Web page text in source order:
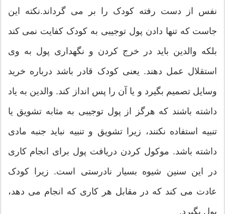
نفس از دست رفته کودک را بر می گرداند.نکته این
جاست که تنها دادن پول توجیبی به کودک کفایت نمی کند
بلکه والدین باید در خرج کردن و نگهداری پول به وی
استقلال عمل دهند. یعنی کودک قادر باشد درباره خرید
وسایل تصمیم بگیرد و یا آن را پس انداز کند. والدین به یاد
داشته باشند که هرگز از پول توجیبی به مثابه تشویق یا
تنبیه استفاده نکنند، زیرا تشویق و تنبیه نباید جنبه مادی
داشته باشد. موکول کردن دریافت پول برای انجام کاری
در این سنین شیوه بسیار نادرستی است. زیرا کودک
عادت می کند که در مقابل هر کاری که انجام می دهد،
پول بگیرد.